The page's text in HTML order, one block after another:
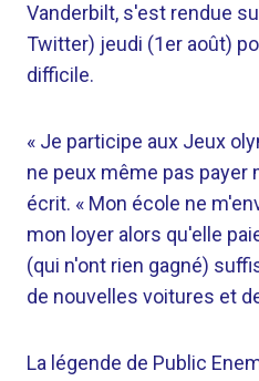
Vanderbilt, s'est rendue
Twitter) jeudi (1er août)
difficile.
« Je participe aux Jeux
ne peux même pas payer
écrit. « Mon école ne
mon loyer alors qu'elle
(qui n'ont rien gagné)
de nouvelles voitures et
La légende de Public